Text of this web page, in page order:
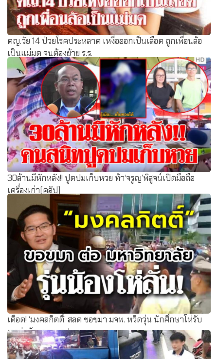
ดญ.วัย 14 ป่วยโรคประหลาด เหงื่อออกเป็นเลือด ถูกเพื่อนล้อ
เป็นแม่มด จนต้องย้าย ร.ร.
30ล้านมีหักหลัง!! ปูดปมเก็บหวย ท้า‘จรูญ’พิสูจน์เปิดมือถือ
เครื่องเก่า(คลิป)
เดือด! ‘มงคลกิตติ์’ สลด ขอขมา มจพ. หวิดวุ่น นักศึกษาโห่รับ
เจอรุ่นน้องถามแรง!